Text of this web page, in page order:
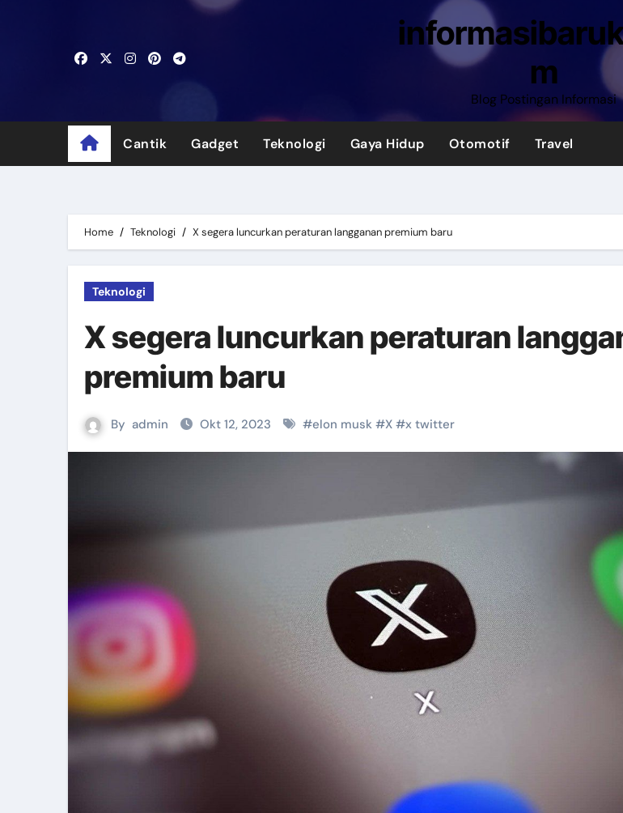
m
Blog Postingan Informasi
Cantik Gadget Teknologi Gaya Hidup Otomotif Travel
Home Teknologi X segera luncurkan peraturan langganan premium baru
Teknologi
X segera luncurkan peraturan
premium baru
By admin Okt 12, 2023 #elon musk #X #x twitter